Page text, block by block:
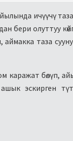
ичүүчү таза
бери олуттуу
аймакка таза
каражат бөлүп,
эскирген